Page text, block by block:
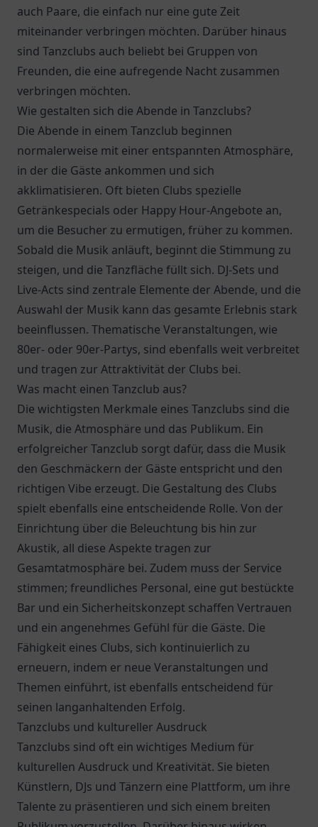
auch Paare, die einfach nur eine gute Zeit
miteinander verbringen möchten. Darüber hinaus
sind Tanzclubs auch beliebt bei Gruppen von
Freunden, die eine aufregende Nacht zusammen
verbringen möchten.
Wie gestalten sich die Abende in Tanzclubs?
Die Abende in einem Tanzclub beginnen
normalerweise mit einer entspannten Atmosphäre,
in der die Gäste ankommen und sich
akklimatisieren. Oft bieten Clubs spezielle
Getränkespecials oder Happy Hour-Angebote an,
um die Besucher zu ermutigen, früher zu kommen.
Sobald die Musik anläuft, beginnt die Stimmung zu
steigen, und die Tanzfläche füllt sich. DJ-Sets und
Live-Acts sind zentrale Elemente der Abende, und die
Auswahl der Musik kann das gesamte Erlebnis stark
beeinflussen. Thematische Veranstaltungen, wie
80er- oder 90er-Partys, sind ebenfalls weit verbreitet
und tragen zur Attraktivität der Clubs bei.
Was macht einen Tanzclub aus?
Die wichtigsten Merkmale eines Tanzclubs sind die
Musik, die Atmosphäre und das Publikum. Ein
erfolgreicher Tanzclub sorgt dafür, dass die Musik
den Geschmäckern der Gäste entspricht und den
richtigen Vibe erzeugt. Die Gestaltung des Clubs
spielt ebenfalls eine entscheidende Rolle. Von der
Einrichtung über die Beleuchtung bis hin zur
Akustik, all diese Aspekte tragen zur
Gesamtatmosphäre bei. Zudem muss der Service
stimmen; freundliches Personal, eine gut bestückte
Bar und ein Sicherheitskonzept schaffen Vertrauen
und ein angenehmes Gefühl für die Gäste. Die
Fähigkeit eines Clubs, sich kontinuierlich zu
erneuern, indem er neue Veranstaltungen und
Themen einführt, ist ebenfalls entscheidend für
seinen langanhaltenden Erfolg.
Tanzclubs und kultureller Ausdruck
Tanzclubs sind oft ein wichtiges Medium für
kulturellen Ausdruck und Kreativität. Sie bieten
Künstlern, DJs und Tänzern eine Plattform, um ihre
Talente zu präsentieren und sich einem breiten